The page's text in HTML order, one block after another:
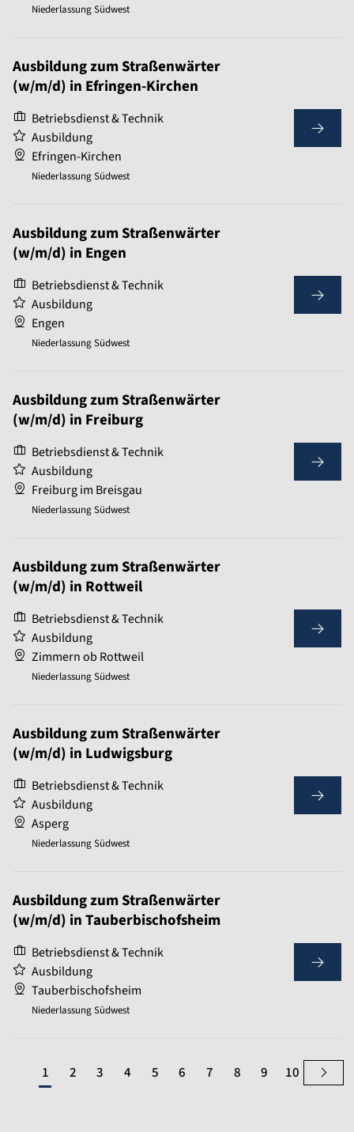
Niederlassung Südwest
Ausbildung zum Straßenwärter
(w/m/d) in Efringen-Kirchen
Betriebsdienst & Technik
Ausbildung
Efringen-Kirchen
Niederlassung Südwest
Ausbildung zum Straßenwärter
(w/m/d) in Engen
Betriebsdienst & Technik
Ausbildung
Engen
Niederlassung Südwest
Ausbildung zum Straßenwärter
(w/m/d) in Freiburg
Betriebsdienst & Technik
Ausbildung
Freiburg im Breisgau
Niederlassung Südwest
Ausbildung zum Straßenwärter
(w/m/d) in Rottweil
Betriebsdienst & Technik
Ausbildung
Zimmern ob Rottweil
Niederlassung Südwest
Ausbildung zum Straßenwärter
(w/m/d) in Ludwigsburg
Betriebsdienst & Technik
Ausbildung
Asperg
Niederlassung Südwest
Ausbildung zum Straßenwärter
(w/m/d) in Tauberbischofsheim
Betriebsdienst & Technik
Ausbildung
Tauberbischofsheim
Niederlassung Südwest
1 2 3 4 5 6 7 8 9 10